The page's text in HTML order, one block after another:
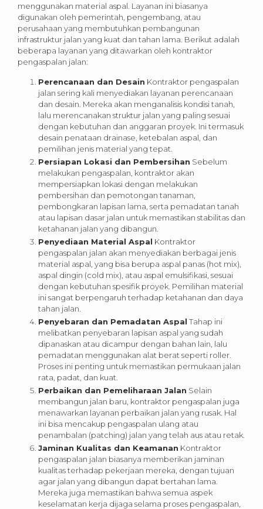
menggunakan material aspal. Layanan ini biasanya
digunakan oleh pemerintah, pengembang, atau
perusahaan yang membutuhkan pembangunan
infrastruktur jalan yang kuat dan tahan lama. Berikut adalah
beberapa layanan yang ditawarkan oleh kontraktor
pengaspalan jalan:
Perencanaan dan Desain Kontraktor pengaspalan
jalan sering kali menyediakan layanan perencanaan
dan desain. Mereka akan menganalisis kondisi tanah,
lalu merencanakan struktur jalan yang paling sesuai
dengan kebutuhan dan anggaran proyek. Ini termasuk
desain penataan drainase, ketebalan aspal, dan
pemilihan jenis material yang tepat.
Persiapan Lokasi dan Pembersihan Sebelum
melakukan pengaspalan, kontraktor akan
mempersiapkan lokasi dengan melakukan
pembersihan dan pemotongan tanaman,
pembongkaran lapisan lama, serta pemadatan tanah
atau lapisan dasar jalan untuk memastikan stabilitas dan
ketahanan jalan yang dibangun.
Penyediaan Material Aspal Kontraktor
pengaspalan jalan akan menyediakan berbagai jenis
material aspal, yang bisa berupa aspal panas (hot mix),
aspal dingin (cold mix), atau aspal emulsifikasi, sesuai
dengan kebutuhan spesifik proyek. Pemilihan material
ini sangat berpengaruh terhadap ketahanan dan daya
tahan jalan.
Penyebaran dan Pemadatan Aspal Tahap ini
melibatkan penyebaran lapisan aspal yang sudah
dipanaskan atau dicampur dengan bahan lain, lalu
pemadatan menggunakan alat berat seperti roller.
Proses ini penting untuk memastikan permukaan jalan
rata, padat, dan kuat.
Perbaikan dan Pemeliharaan Jalan Selain
membangun jalan baru, kontraktor pengaspalan juga
menawarkan layanan perbaikan jalan yang rusak. Hal
ini bisa mencakup pengaspalan ulang atau
penambalan (patching) jalan yang telah aus atau retak.
Jaminan Kualitas dan Keamanan Kontraktor
pengaspalan jalan biasanya memberikan jaminan
kualitas terhadap pekerjaan mereka, dengan tujuan
agar jalan yang dibangun dapat bertahan lama.
Mereka juga memastikan bahwa semua aspek
keselamatan kerja dijaga selama proses pengaspalan,